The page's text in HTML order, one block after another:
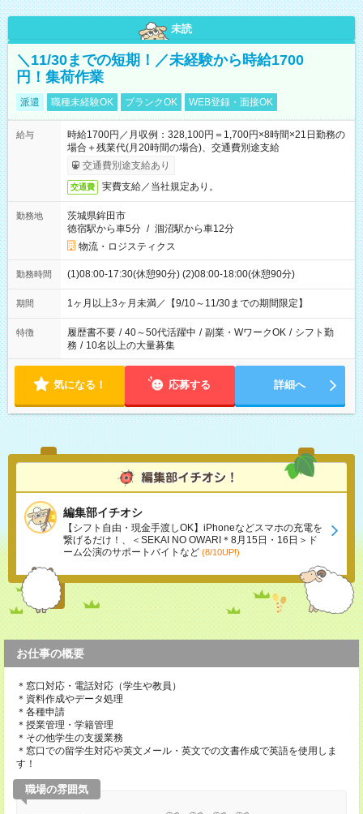
未読
＼11/30までの短期！／未経験から時給1700
円！集荷作業
派遣 職種未経験OK ブランクOK WEB登録・面接OK
給与
時給1700円／月収例：328,100円＝1,700円×8時間×21日勤務の
場合＋残業代(月20時間の場合)、交通費別途支給
交通費別途支給あり
交通費 実費支給／当社規定あり。
勤務地
茨城県鉾田市
徳宿駅から車5分 / 涸沼駅から車12分
物流・ロジスティクス
勤務時間 (1)08:00-17:30(休憩90分) (2)08:00-18:00(休憩90分)
期間 1ヶ月以上3ヶ月未満／【9/10～11/30までの期間限定】
特徴 履歴書不要 / 40～50代活躍中 / 副業・WワークOK / シフト勤
務 / 10名以上の大量募集
気になる！ 応募する 詳細へ
編集部イチオシ
【シフト自由・現金手渡しOK】iPhoneなどスマホの充電を
繋げるだけ！、＜SEKAI NO OWARI＊8月15日・16日＞ド
ーム公演のサポートバイトなど (8/10UP!)
お仕事の概要
＊窓口対応・電話対応（学生や教員）
＊資料作成やデータ処理
＊各種申請
＊授業管理・学籍管理
＊その他学生の支援業務
＊窓口での留学生対応や英文メール・英文での文書作成で英語を使用しま
す！
職場の雰囲気